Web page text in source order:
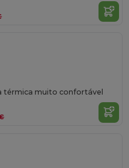
térmica muito confortável